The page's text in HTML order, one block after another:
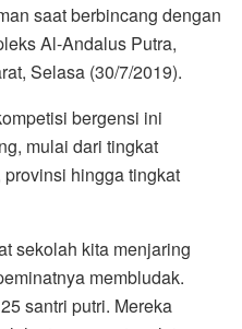
saat berbincang dengan
Al-Andalus Putra,
Selasa (30/7/2019).
bergensi ini
mulai dari tingkat
hingga tingkat
sekolah kita menjaring
membludak.
santri putri. Mereka